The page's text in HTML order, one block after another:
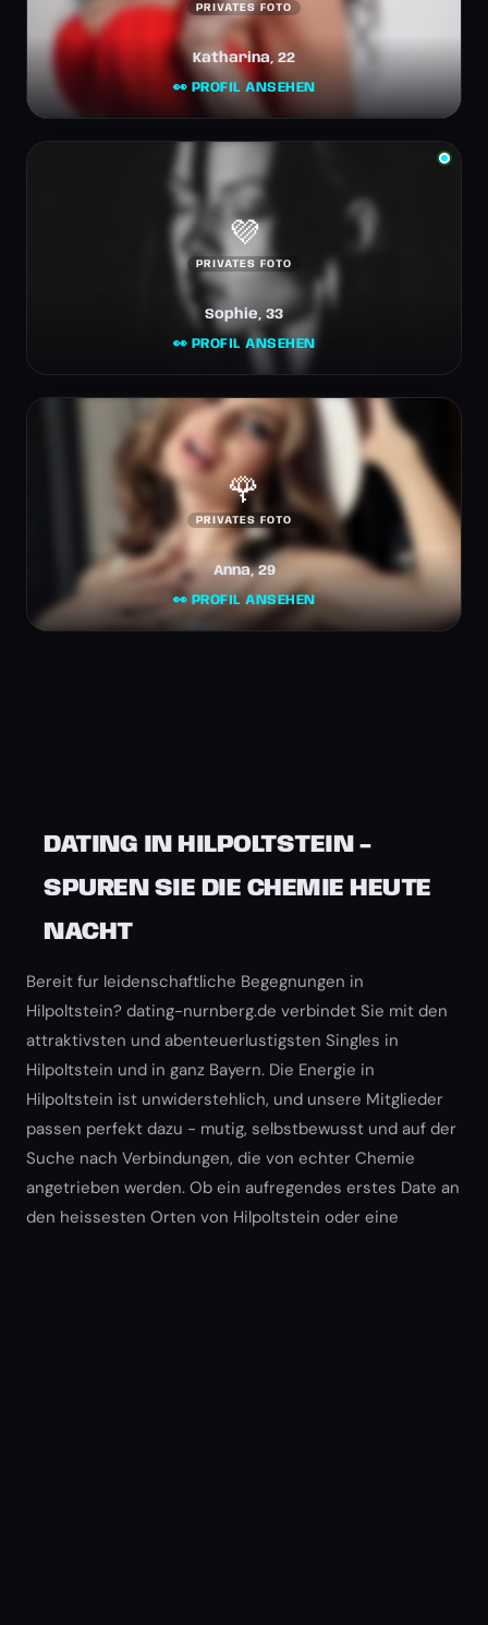
PRIVATES FOTO
Katharina, 22
👀 PROFIL ANSEHEN
💜
PRIVATES FOTO
Sophie, 33
👀 PROFIL ANSEHEN
🌹
PRIVATES FOTO
Anna, 29
👀 PROFIL ANSEHEN
DATING IN HILPOLTSTEIN -
SPUREN SIE DIE CHEMIE HEUTE
NACHT
Bereit fur leidenschaftliche Begegnungen in
Hilpoltstein? dating-nurnberg.de verbindet Sie mit den
attraktivsten und abenteuerlustigsten Singles in
Hilpoltstein und in ganz Bayern. Die Energie in
Hilpoltstein ist unwiderstehlich, und unsere Mitglieder
passen perfekt dazu - mutig, selbstbewusst und auf der
Suche nach Verbindungen, die von echter Chemie
angetrieben werden. Ob ein aufregendes erstes Date an
den heissesten Orten von Hilpoltstein oder eine